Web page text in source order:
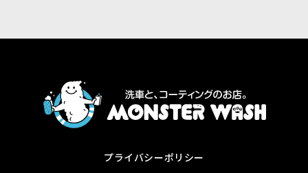
プライバシーポリシー